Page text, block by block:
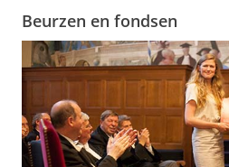
Beurzen en fondsen